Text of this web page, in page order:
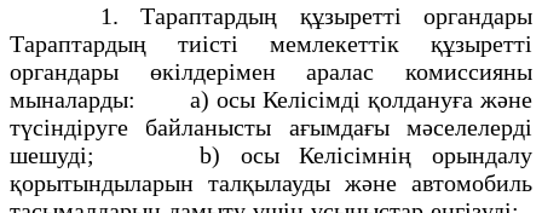
1. Тараптардың құзыретті органдары
Тараптардың тиісті мемлекеттік құзыретті
органдары өкілдерімен аралас комиссияны
мыналарды: a) осы Келісімді қолдануға және
түсіндіруге байланысты ағымдағы мәселелерді
шешуді; b) осы Келісімнің орындалу
қорытындыларын талқылауды және автомобиль